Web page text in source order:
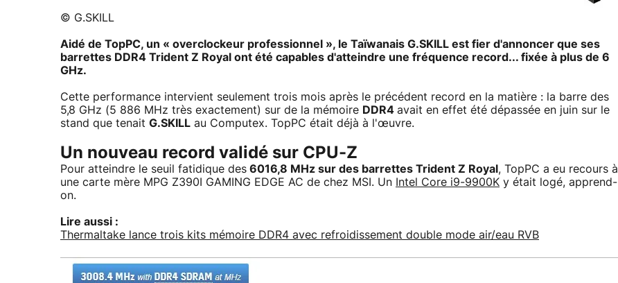
© G.SKILL
Aidé de TopPC, un « overclockeur professionnel », le Taïwanais G.SKILL est fier d'annoncer que ses
barrettes DDR4 Trident Z Royal ont été capables d'atteindre une fréquence record... fixée à plus de 6
GHz.
Cette performance intervient seulement trois mois après le précédent record en la matière : la barre des
5,8 GHz (5 886 MHz très exactement) sur de la mémoire DDR4 avait en effet été dépassée en juin sur le
stand que tenait G.SKILL au Computex. TopPC était déjà à l'œuvre.
Un nouveau record validé sur CPU-Z
Pour atteindre le seuil fatidique des 6016,8 MHz sur des barrettes Trident Z Royal , TopPC a eu recours à
une carte mère MPG Z390I GAMING EDGE AC de chez MSI. Un
Intel Core i9-9900K y était logé, apprend-
on.
Lire aussi :
Thermaltake lance trois kits mémoire DDR4 avec refroidissement double mode air/eau RVB